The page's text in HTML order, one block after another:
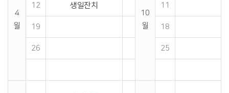
4
월
10
월
12 생일잔치 11
19 18
26 25